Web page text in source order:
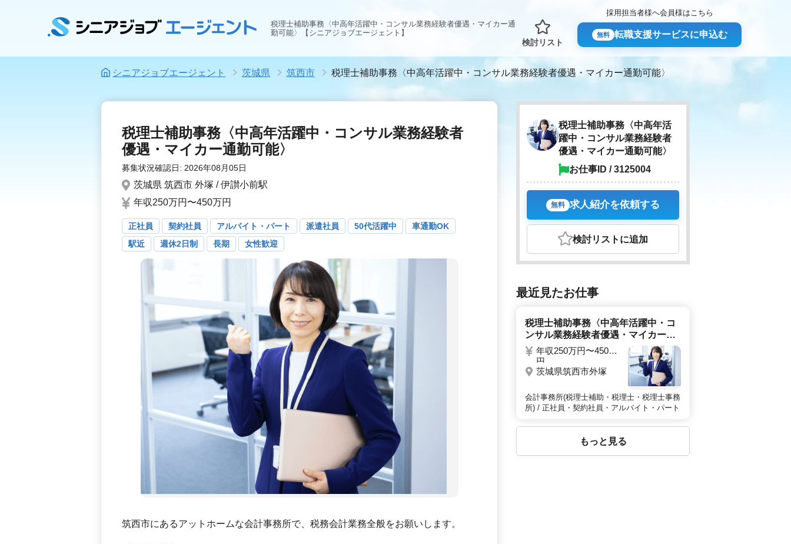
税理士補助事務〈中高年活躍中・コンサル業務経験者優遇・マイカー通
勤可能〉【シニアジョブエージェント】
検討リスト
採用担当者様へ会員様はこちら
無料 転職支援サービスに申込む
シニアジョブエージェント 茨城県 筑西市 税理士補助事務〈中高年活躍中・コンサル業務経験者優遇・マイカー通勤可能〉
税理士補助事務〈中高年活躍中・コンサル業務経験者
優遇・マイカー通勤可能〉
募集状況確認日: 2026年08月05日
茨城県 筑西市 外塚 / 伊讃小前駅
年収250万円〜450万円
正社員 契約社員 アルバイト・パート 派遣社員 50代活躍中
車通勤OK
駅近
週休2日制 長期 女性歓迎
筑西市にあるアットホームな会計事務所で、税務会計業務全般をお願いします。
税理士補助事務〈中高年活
躍中・コンサル業務経験者
優遇・マイカー通勤可能〉
お仕事ID / 3125004
無料 求人紹介を依頼する
検討リスト に追加
最近見たお仕事
税理士補助事務〈中高年活躍中・コ
ンサル業務経験者優遇・マイカー通
勤可能〉
年収250万円〜450万
円
茨城県筑西市外塚
会計事務所(税理士補助・税理士・税理士事務
所) / 正社員・契約社員・アルバイト・パート
もっと見る